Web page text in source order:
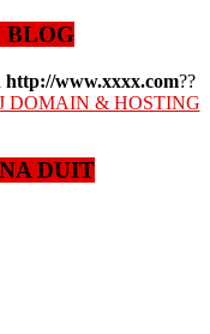
BLOG
http://www.xxxx.com??
DOMAIN & HOSTING
DUIT